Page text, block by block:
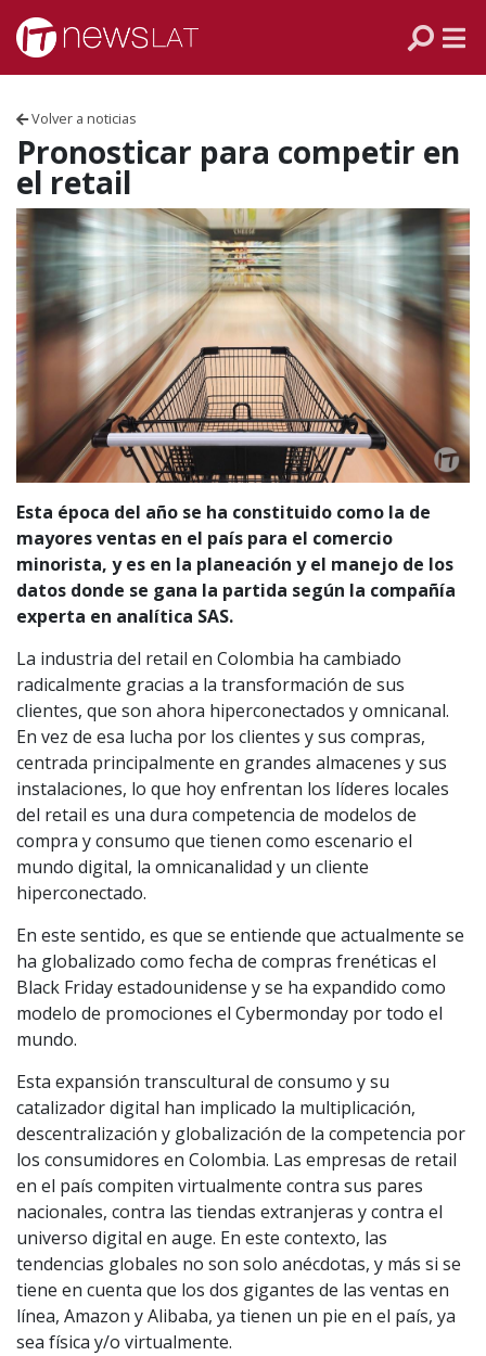
Skip to content
Volver a noticias
Pronosticar para competir en
el retail
Esta época del año se ha constituido como la de
mayores ventas en el país para el comercio
minorista, y es en la planeación y el manejo de los
datos donde se gana la partida según la compañía
experta en analítica SAS.
La industria del retail en Colombia ha cambiado
radicalmente gracias a la transformación de sus
clientes, que son ahora hiperconectados y omnicanal.
En vez de esa lucha por los clientes y sus compras,
centrada principalmente en grandes almacenes y sus
instalaciones, lo que hoy enfrentan los líderes locales
del retail es una dura competencia de modelos de
compra y consumo que tienen como escenario el
mundo digital, la omnicanalidad y un cliente
hiperconectado.
En este sentido, es que se entiende que actualmente se
ha globalizado como fecha de compras frenéticas el
Black Friday estadounidense y se ha expandido como
modelo de promociones el Cybermonday por todo el
mundo.
Esta expansión transcultural de consumo y su
catalizador digital han implicado la multiplicación,
descentralización y globalización de la competencia por
los consumidores en Colombia. Las empresas de retail
en el país compiten virtualmente contra sus pares
nacionales, contra las tiendas extranjeras y contra el
universo digital en auge. En este contexto, las
tendencias globales no son solo anécdotas, y más si se
tiene en cuenta que los dos gigantes de las ventas en
línea, Amazon y Alibaba, ya tienen un pie en el país, ya
sea física y/o virtualmente.
PERÚ
CHILE
ARGENTINA
MÉXICO